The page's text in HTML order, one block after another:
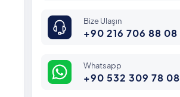
Bize Ulaşın
+90 216 706 88 08
Whatsapp
+90 532 309 78 08